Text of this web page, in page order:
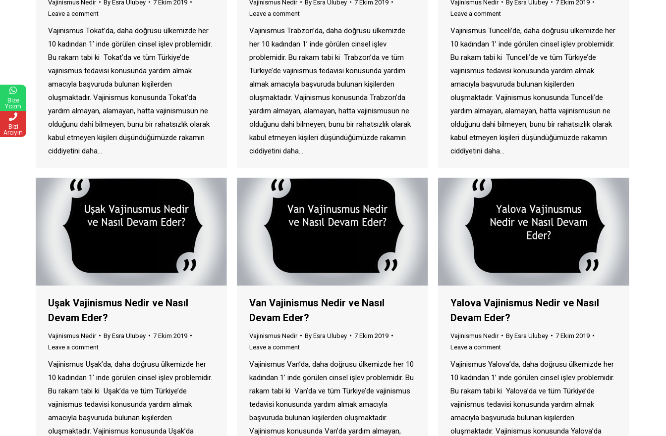
Vajinismus Nedir By Esra Ulubey
7 Ekim 2019
Leave a comment
Vajinismus Tokat’da, daha doğrusu ülkemizde her
10 kadından 1’ inde görülen cinsel işlev problemidir.
Bu rakam tabi ki Tokat’da ve tüm Türkiye’de
vajinismus tedavisi konusunda yardım almak
amacıyla başvuruda bulunan kişilerden
oluşmaktadır. Vajinismus konusunda Tokat’da
yardım almayan, alamayan, hatta vajinismusun ne
olduğunu dahi bilmeyen, bunu bir rahatsızlık olarak
kabul etmeyen kişileri düşündüğümüzde rakamın
ciddiyetini daha…
Vajinismus Nedir By Esra Ulubey
7 Ekim 2019
Leave a comment
Vajinismus Trabzon’da, daha doğrusu ülkemizde
her 10 kadından 1’ inde görülen cinsel işlev
problemidir. Bu rakam tabi ki Trabzon’da ve tüm
Türkiye’de vajinismus tedavisi konusunda yardım
almak amacıyla başvuruda bulunan kişilerden
oluşmaktadır. Vajinismus konusunda Trabzon’da
yardım almayan, alamayan, hatta vajinismusun ne
olduğunu dahi bilmeyen, bunu bir rahatsızlık olarak
kabul etmeyen kişileri düşündüğümüzde rakamın
ciddiyetini daha…
Vajinismus Nedir By Esra Ulubey
7 Ekim 2019
Leave a comment
Vajinismus Tunceli’de, daha doğrusu ülkemizde her
10 kadından 1’ inde görülen cinsel işlev problemidir.
Bu rakam tabi ki Tunceli’de ve tüm Türkiye’de
vajinismus tedavisi konusunda yardım almak
amacıyla başvuruda bulunan kişilerden
oluşmaktadır. Vajinismus konusunda Tunceli’de
yardım almayan, alamayan, hatta vajinismusun ne
olduğunu dahi bilmeyen, bunu bir rahatsızlık olarak
kabul etmeyen kişileri düşündüğümüzde rakamın
ciddiyetini daha…
Uşak Vajinismus Nedir ve Nasıl
Devam Eder?
Vajinismus Nedir By Esra Ulubey
7 Ekim 2019
Leave a comment
Vajinismus Uşak’da, daha doğrusu ülkemizde her
10 kadından 1’ inde görülen cinsel işlev problemidir.
Bu rakam tabi ki Uşak’da ve tüm Türkiye’de
vajinismus tedavisi konusunda yardım almak
amacıyla başvuruda bulunan kişilerden
oluşmaktadır. Vajinismus konusunda Uşak’da
Van Vajinismus Nedir ve Nasıl
Devam Eder?
Vajinismus Nedir By Esra Ulubey
7 Ekim 2019
Leave a comment
Vajinismus Van’da, daha doğrusu ülkemizde her 10
kadından 1’ inde görülen cinsel işlev problemidir. Bu
rakam tabi ki Van’da ve tüm Türkiye’de vajinismus
tedavisi konusunda yardım almak amacıyla
başvuruda bulunan kişilerden oluşmaktadır.
Vajinismus konusunda Van’da yardım almayan,
Yalova Vajinismus Nedir ve Nasıl
Devam Eder?
Vajinismus Nedir By Esra Ulubey
7 Ekim 2019
Leave a comment
Vajinismus Yalova’da, daha doğrusu ülkemizde her
10 kadından 1’ inde görülen cinsel işlev problemidir.
Bu rakam tabi ki Yalova’da ve tüm Türkiye’de
vajinismus tedavisi konusunda yardım almak
amacıyla başvuruda bulunan kişilerden
oluşmaktadır. Vajinismus konusunda Yalova’da
Bize
Yazın
Bizi
Arayın